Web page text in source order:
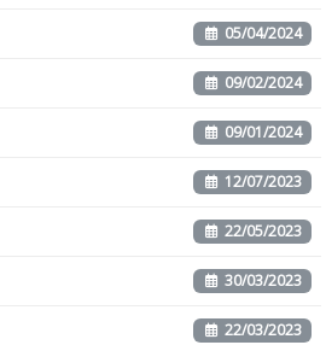
05/04/2024
09/02/2024
09/01/2024
12/07/2023
22/05/2023
30/03/2023
22/03/2023